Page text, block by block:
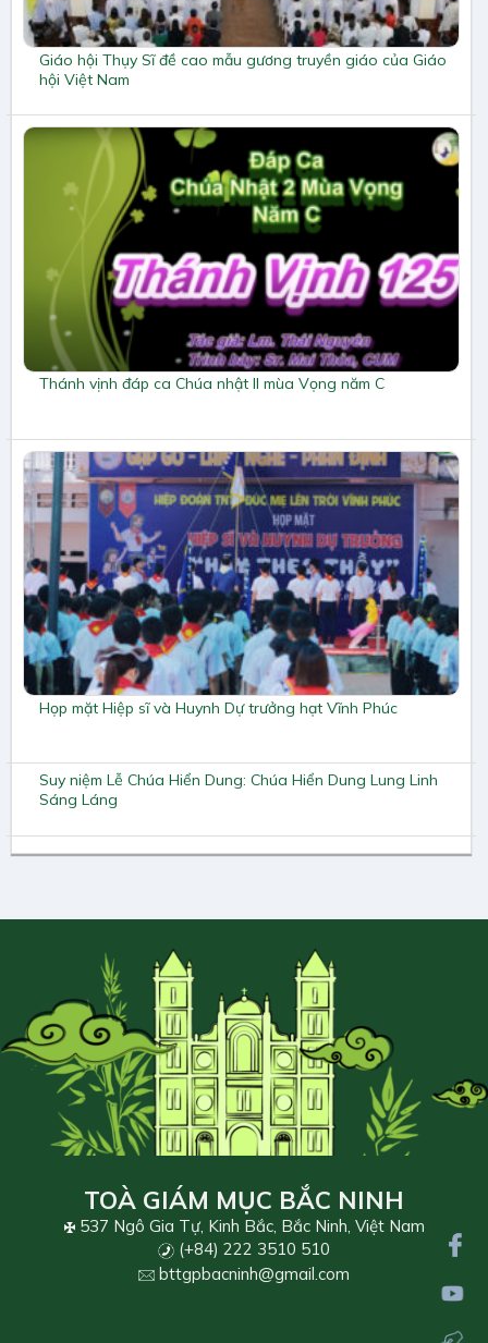
Giáo hội Thụy Sĩ đề cao mẫu gương truyền giáo của Giáo
hội Việt Nam
Thánh vịnh đáp ca Chúa nhật II mùa Vọng năm C
Họp mặt Hiệp sĩ và Huynh Dự trưởng hạt Vĩnh Phúc
Suy niệm Lễ Chúa Hiển Dung: Chúa Hiển Dung Lung Linh
Sáng Láng
TOÀ GIÁM MỤC BẮC NINH
537 Ngô Gia Tự, Kinh Bắc, Bắc Ninh, Việt Nam
(+84) 222 3510 510
bttgpbacninh@gmail.com